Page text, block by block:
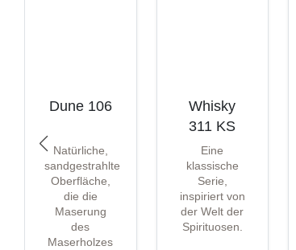
Dune 106
Natürliche,
sandgestrahlte
Oberfläche,
die die
Maserung
des
Maserholzes
Whisky
311 KS
Eine
klassische
Serie,
inspiriert von
der Welt der
Spirituosen.